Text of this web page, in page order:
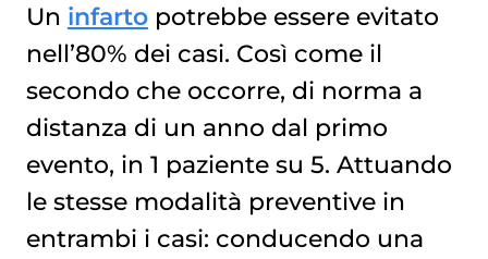
Un infartopotrebbe essere evitato
nell’80% dei casi. Così come il
secondo che occorre, di norma a
distanza di un anno dal primo
evento, in 1 paziente su 5. Attuando
le stesse modalità preventive in
entrambi i casi: conducendo una